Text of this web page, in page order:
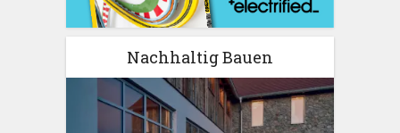
Nachhaltig Bauen